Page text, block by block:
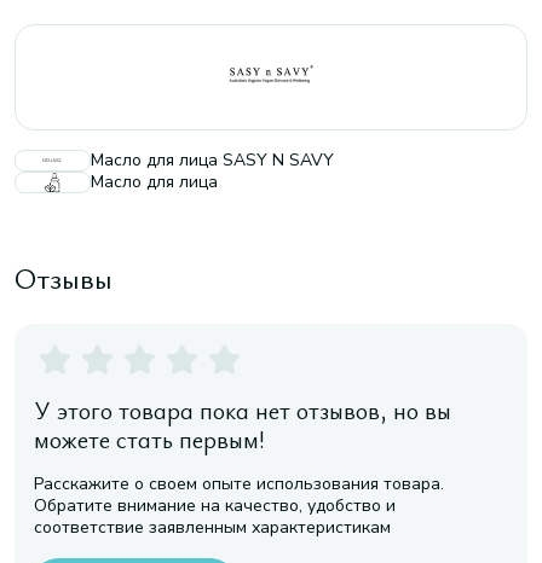
Масло для лица SASY N SAVY
Масло для лица
Отзывы
У этого товара пока нет отзывов, но вы
можете стать первым!
Расскажите о своем опыте использования товара.
Обратите внимание на качество, удобство и
соответствие заявленным характеристикам